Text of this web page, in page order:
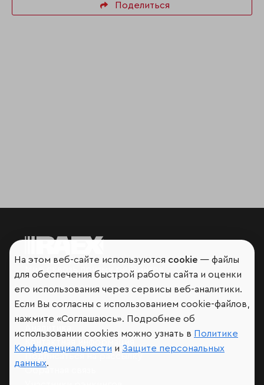
Поделиться
Мир сквозь призму рейтингов
Контактная информация
Подписаться на рассылку
Обратная связь
На этом веб-сайте используются cookie — файлы
для обеспечения быстрой работы сайта и оценки
его использования через сервисы веб-аналитики.
Если Вы согласны с использованием cookie-файлов,
нажмите «Соглашаюсь». Подробнее об
использовании cookies можно узнать в Политике
Конфиденциальности и Защите персональных
данных.